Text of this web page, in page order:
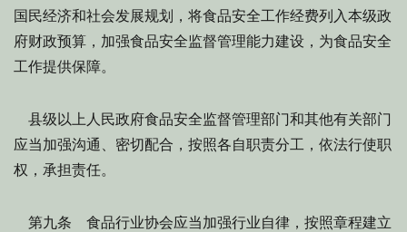
国民经济和社会发展规划，将食品安全工作经费列入本级政
府财政预算，加强食品安全监督管理能力建设，为食品安全
工作提供保障。
县级以上人民政府食品安全监督管理部门和其他有关部门
应当加强沟通、密切配合，按照各自职责分工，依法行使职
权，承担责任。
第九条 食品行业协会应当加强行业自律，按照章程建立